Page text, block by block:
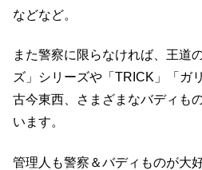
などなど。
また警察に限らなければ、王道
ズ」シリーズや「TRICK」「ガ
古今東西、さまざまなバディも
います。
管理人も警察＆バディものが大